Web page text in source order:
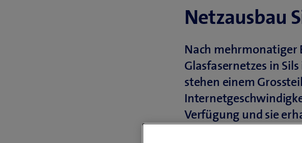
Netzausbau
Nach mehrmonatiger
Glasfasernetzes in
stehen einem
Verfügung und sie